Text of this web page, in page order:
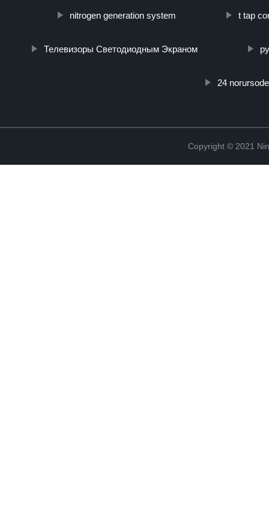
nitrogen generation system t tap
Телевизоры Светодиодным Экраном
24
Copyright © 2021